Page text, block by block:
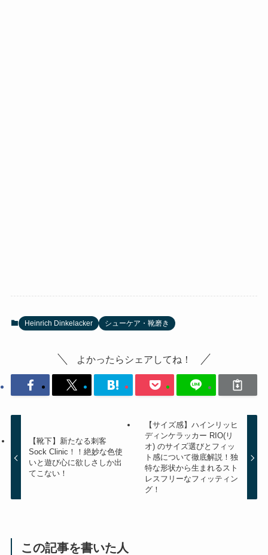
Heinrich Dinkelacker シューケア・靴磨き
よかったらシェアしてね！
【靴下】新たなる刺客
Sock Clinic！！絶妙な色使
いと遊び心に欲しさしか出
てこない！
【サイズ感】ハインリッヒ
ディンケラッカー RIO(リ
オ) のサイズ選びとフィッ
ト感について徹底解説！独
特な形状から生まれるスト
レスフリーなフィッティン
グ！
この記事を書いた人